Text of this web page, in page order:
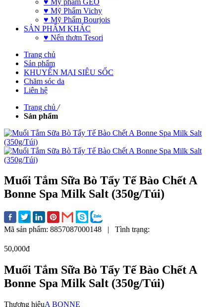
♥ Mỹ Phẩm Vichy
♥ Mỹ Phẩm Bourjois
SẢN PHẨM KHÁC
♥ Nến thơm Tesori
Trang chủ
Sản phẩm
KHUYẾN MẠI SIÊU SỐC
Chăm sóc da
Liên hệ
Trang chủ /
Sản phẩm
Muối Tắm Sữa Bò Tẩy Tế Bào Chết A
Bonne Spa Milk Salt (350g/Túi)
Mã sản phẩm: 8857087000148 | Tình trạng:
50,000đ
Muối Tắm Sữa Bò Tẩy Tế Bào Chết A
Bonne Spa Milk Salt (350g/Túi)
Thương hiệuA BONNE